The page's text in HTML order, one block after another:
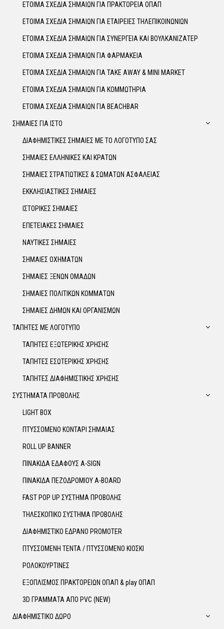
ΕΤΟΙΜΑ ΣΧΕΔΙΑ ΣΗΜΑΙΩΝ ΓΙΑ ΠΡΑΚΤΟΡΕΙΑ ΟΠΑΠ
ΕΤΟΙΜΑ ΣΧΕΔΙΑ ΣΗΜΑΙΩΝ ΓΙΑ ΕΤΑΙΡΕΙΕΣ ΤΗΛΕΠΙΚΟΙΝΩΝΙΩΝ
ΕΤΟΙΜΑ ΣΧΕΔΙΑ ΣΗΜΑΙΩΝ ΓΙΑ ΣΥΝΕΡΓΕΙΑ ΚΑΙ ΒΟΥΛΚΑΝΙΖΑΤΕΡ
ΕΤΟΙΜΑ ΣΧΕΔΙΑ ΣΗΜΑΙΩΝ ΓΙΑ ΦΑΡΜΑΚΕΙΑ
ΕΤΟΙΜΑ ΣΧΕΔΙΑ ΣΗΜΑΙΩΝ ΓΙΑ TAKE AWAY & MINI MARKET
ΕΤΟΙΜΑ ΣΧΕΔΙΑ ΣΗΜΑΙΩΝ ΓΙΑ ΚΟΜΜΩΤΗΡΙΑ
ΕΤΟΙΜΑ ΣΧΕΔΙΑ ΣΗΜΑΙΩΝ ΓΙΑ BEACHBAR
ΣΗΜΑΙΕΣ ΓΙΑ ΙΣΤΟ
ΔΙΑΦΗΜΙΣΤΙΚΕΣ ΣΗΜΑΙΕΣ ΜΕ ΤΟ ΛΟΓΟΤΥΠΟ ΣΑΣ
ΣΗΜΑΙΕΣ ΕΛΛΗΝΙΚΕΣ ΚΑΙ ΚΡΑΤΩΝ
ΣΗΜΑΙΕΣ ΣΤΡΑΤΙΩΤΙΚΕΣ & ΣΩΜΑΤΩΝ ΑΣΦΑΛΕΙΑΣ
ΕΚΚΛΗΣΙΑΣΤΙΚΕΣ ΣΗΜΑΙΕΣ
ΙΣΤΟΡΙΚΕΣ ΣΗΜΑΙΕΣ
ΕΠΕΤΕΙΑΚΕΣ ΣΗΜΑΙΕΣ
ΝΑΥΤΙΚΕΣ ΣΗΜΑΙΕΣ
ΣΗΜΑΙΕΣ ΟΧΗΜΑΤΩΝ
ΣΗΜΑΙΕΣ ΞΕΝΩΝ ΟΜΑΔΩΝ
ΣΗΜΑΙΕΣ ΠΟΛΙΤΙΚΩΝ ΚΟΜΜΑΤΩΝ
ΣΗΜΑΙΕΣ ΔΗΜΩΝ ΚΑΙ ΟΡΓΑΝΙΣΜΩΝ
ΤΑΠΗΤΕΣ ΜΕ ΛΟΓΟΤΥΠΟ
ΤΑΠΗΤΕΣ ΕΞΩΤΕΡΙΚΗΣ ΧΡΗΣΗΣ
ΤΑΠΗΤΕΣ ΕΣΩΤΕΡΙΚΗΣ ΧΡΗΣΗΣ
ΤΑΠΗΤΕΣ ΔΙΑΦΗΜΙΣΤΙΚΗΣ ΧΡΗΣΗΣ
ΣΥΣΤΗΜΑΤΑ ΠΡΟΒΟΛΗΣ
LIGHT BOX
ΠΤΥΣΣΟΜΕΝΟ ΚΟΝΤΑΡΙ ΣΗΜΑΙΑΣ
ROLL UP BANNER
ΠΙΝΑΚΙΔΑ ΕΔΑΦΟΥΣ A-SIGN
ΠΙΝΑΚΙΔΑ ΠΕΖΟΔΡΟΜΙΟΥ A-BOARD
FAST POP UP ΣΥΣΤΗΜΑ ΠΡΟΒΟΛΗΣ
ΤΗΛΕΣΚΟΠΙΚΟ ΣΥΣΤΗΜΑ ΠΡΟΒΟΛΗΣ
ΔΙΑΦΗΜΙΣΤΙΚΟ ΕΔΡΑΝΟ PROMOTER
ΠΤΥΣΣΟΜΕΝΗ ΤΕΝΤΑ / ΠΤΥΣΣΟΜΕΝΟ ΚΙΟΣΚΙ
ΡΟΛΟΚΟΥΡΤΙΝΕΣ
ΕΞΟΠΛΙΣΜΟΣ ΠΡΑΚΤΟΡΕΙΩΝ ΟΠΑΠ & play ΟΠΑΠ
3D ΓΡΑΜΜΑΤΑ ΑΠΟ PVC (NEW)
ΔΙΑΦΗΜΙΣΤΙΚΟ ΔΩΡΟ